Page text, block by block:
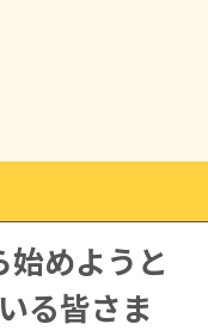
始めようと
る皆さま